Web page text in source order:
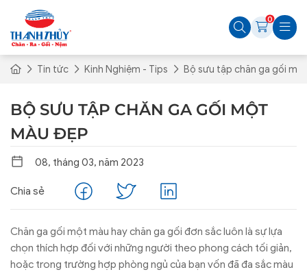
0
Tin tức Kinh Nghiệm - Tips Bộ sưu tập chăn ga gối
BỘ SƯU TẬP CHĂN GA GỐI MỘT
MÀU ĐẸP
08, tháng 03, năm 2023
Chia sẻ
Chăn ga gối một màu hay chăn ga gối đơn sắc luôn là sự lựa
chọn thích hợp đối với những người theo phong cách tối giản,
hoặc trong trường hợp phòng ngủ của bạn vốn đã đa sắc màu